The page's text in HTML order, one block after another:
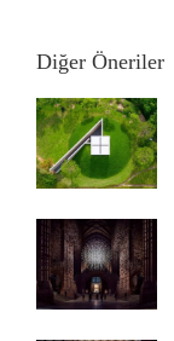
Diğer Öneriler